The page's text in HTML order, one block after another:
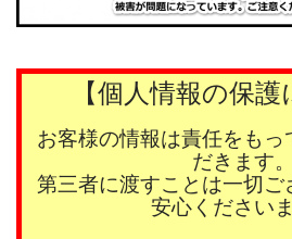
【個人情報の保護
お客様の情報は責任をもっ
だきます。
第三者に渡すことは一切ご
安心くださいま